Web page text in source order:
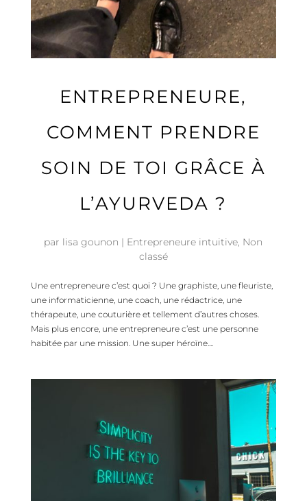
ENTREPRENEURE,
COMMENT PRENDRE
SOIN DE TOI GRÂCE À
L’AYURVEDA ?
par lisa gounon | Entrepreneure intuitive, Non
classé
Une entrepreneure c’est quoi ? Une graphiste, une fleuriste,
une informaticienne, une coach, une rédactrice, une
thérapeute, une couturière et tellement d’autres choses.
Mais plus encore, une entrepreneure c’est une personne
habitée par une mission. Une super héroïne....